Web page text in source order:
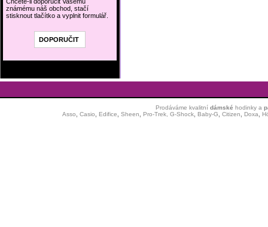
známému náš obchod, stačí
stisknout tlačítko a vyplnit formulář.
Prodáváme kvalitní dámské hodinkya
Asso
Casio Edifice Sheen Pro-Trek, G-Shock, Baby-G Citizen Doxa